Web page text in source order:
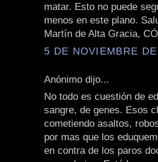
matar. Esto no puede
menos en este plano.
Martín de Alta Gracia,
5 DE NOVIEMBRE
Anónimo dijo...
No todo es cuestión de
sangre, de genes. Esos
cometiendo asaltos,
por mas que los
en contra de los paros